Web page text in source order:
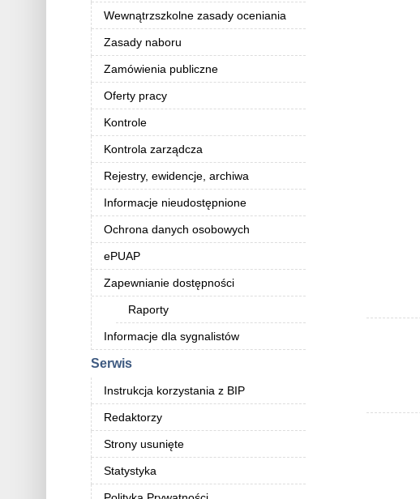
Wewnątrzszkolne zasady oceniania
Zasady naboru
Zamówienia publiczne
Oferty pracy
Kontrole
Kontrola zarządcza
Rejestry, ewidencje, archiwa
Informacje nieudostępnione
Ochrona danych osobowych
ePUAP
Zapewnianie dostępności
Raporty
Informacje dla sygnalistów
Serwis
Instrukcja korzystania z BIP
Redaktorzy
Strony usunięte
Statystyka